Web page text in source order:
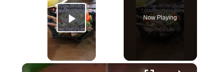
Play Video
Now Playing
×